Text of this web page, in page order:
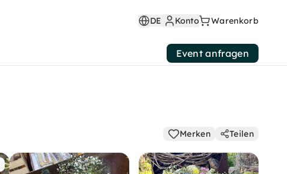
DE Konto Warenkorb
Event anfragen
Merken Teilen